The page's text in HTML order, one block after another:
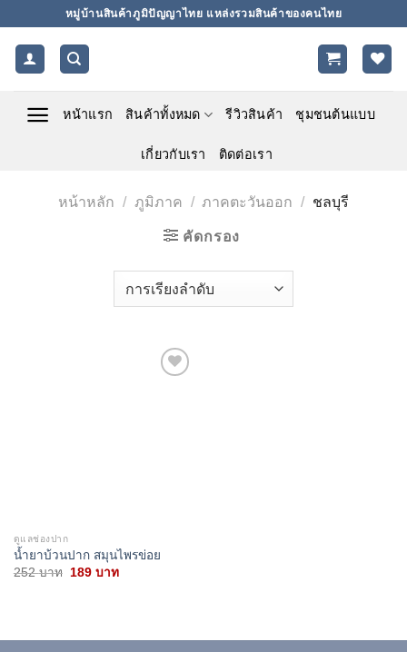
เนื้อหา
หมู่บ้านสินค้าภูมิปัญญาไทย แหล่งรวมสินค้าของคนไทย
หน้าแรก สินค้าทั้งหมด รีวิวสินค้า ชุมชนต้นแบบ
เกี่ยวกับเรา ติดต่อเรา
หน้าหลัก / ภูมิภาค / ภาคตะวันออก / ชลบุรี
คัดกรอง
ดูแลช่องปาก
น้ำยาบ้วนปาก สมุนไพรข่อย
252บาท
Original
189 บาทCurrent